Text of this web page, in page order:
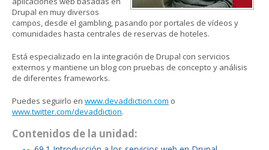
Drupal en muy diversos
campos, desde el gambling, pasando por portales de vídeos y
comunidades hasta centrales de reservas de hoteles.
Está especializado en la integración de Drupal con servicios
externos y mantiene un blog con pruebas de concepto y análisis
de diferentes frameworks.
Puedes seguirlo en www.devaddiction.com o
www.twitter.com/devaddiction.
Contenidos de la unidad: